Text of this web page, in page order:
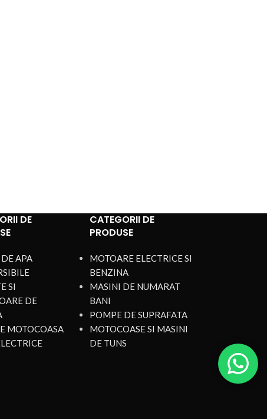
DE
APA
SI
DE
MOTOCOASA
CATEGORII DE
PRODUSE
MOTOARE ELECTRICE SI
BENZINA
MASINI DE NUMARAT
BANI
POMPE DE SUPRAFATA
MOTOCOASE SI MASINI
DE TUNS